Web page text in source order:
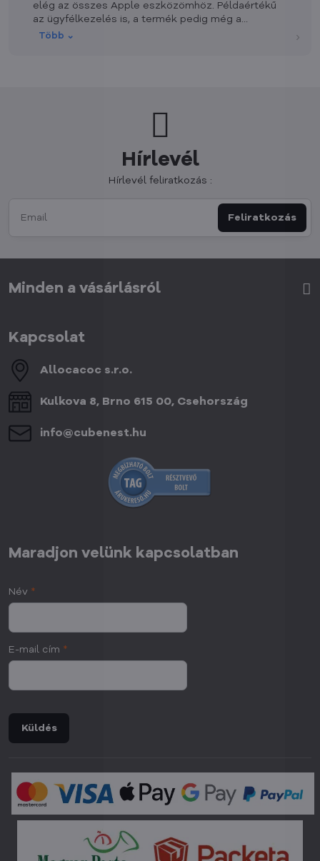
elég az összes Apple eszközömhöz. Példaértékű
az ügyfélkezelés is, a termék pedig még a
nyaralásom előtt megérkezett hozzám. Még
Több ⌄ ›
Hírlevél
Hírlevél feliratkozás :
Feliratkozás
Minden a vásárlásról
Kapcsolat
Allocacoc s​.r​.o​.
Kulkova 8, Brno 615 00, Csehország
info​@cubenest​.hu
Maradjon velünk kapcsolatban
Név *
E-mail cím *
Küldés